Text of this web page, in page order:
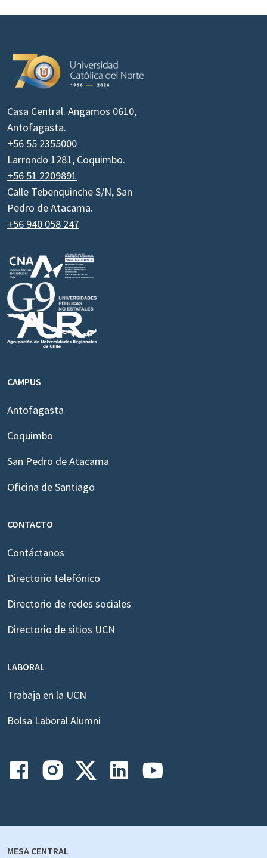
Casa Central. Angamos 0610,
Antofagasta.
+56 55 2355000
Larrondo 1281, Coquimbo.
+56 51 2209891
Calle Tebenquinche S/N, San
Pedro de Atacama.
+56 940 058 247
CAMPUS
Antofagasta
Coquimbo
San Pedro de Atacama
Oficina de Santiago
CONTACTO
Contáctanos
Directorio telefónico
Directorio de redes sociales
Directorio de sitios UCN
LABORAL
Trabaja en la UCN
Bolsa Laboral Alumni
MESA CENTRAL